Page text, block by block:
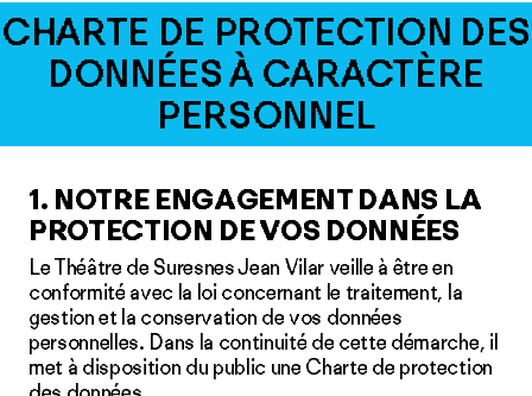
CHARTE DE PROTECTION DES
DONNÉES À CARACTÈRE
PERSONNEL
1. NOTRE ENGAGEMENT DANS LA
PROTECTION DE VOS DONNÉES
Le Théâtre de Suresnes Jean Vilar veille à être en
conformité avec la loi concernant le traitement, la
gestion et la conservation de vos données
personnelles. Dans la continuité de cette démarche, il
met à disposition du public une Charte de protection